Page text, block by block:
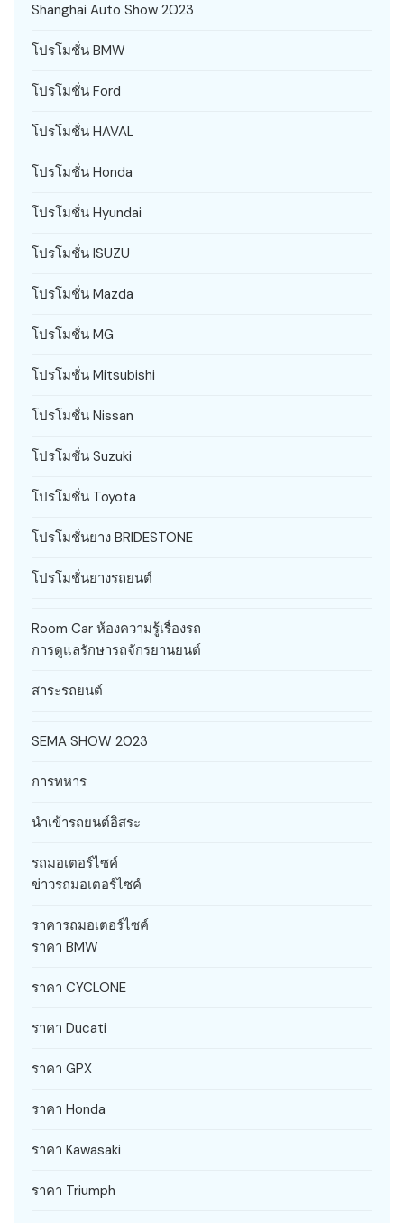
Shanghai Auto Show 2023
โปรโมชั่น BMW
โปรโมชั่น Ford
โปรโมชั่น HAVAL
โปรโมชั่น Honda
โปรโมชั่น Hyundai
โปรโมชั่น ISUZU
โปรโมชั่น Mazda
โปรโมชั่น MG
โปรโมชั่น Mitsubishi
โปรโมชั่น Nissan
โปรโมชั่น Suzuki
โปรโมชั่น Toyota
โปรโมชั่นยาง BRIDESTONE
โปรโมชั่นยางรถยนต์
Room Car ห้องความรู้เรื่องรถ
การดูแลรักษารถจักรยานยนต์
สาระรถยนต์
SEMA SHOW 2023
การทหาร
นำเข้ารถยนต์อิสระ
รถมอเตอร์ไซค์
ข่าวรถมอเตอร์ไซค์
ราคารถมอเตอร์ไซค์
ราคา BMW
ราคา CYCLONE
ราคา Ducati
ราคา GPX
ราคา Honda
ราคา Kawasaki
ราคา Triumph